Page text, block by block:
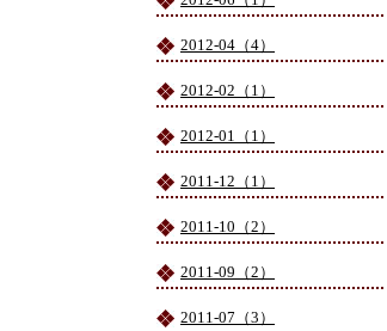
2012-04（4）
2012-02（1）
2012-01（1）
2011-12（1）
2011-10（2）
2011-09（2）
2011-07（3）